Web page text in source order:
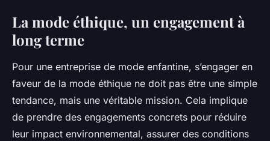
La mode éthique, un engagement à
long terme
Pour une entreprise de mode enfantine, s’engager en
faveur de la mode éthique ne doit pas être une simple
tendance, mais une véritable mission. Cela implique
de prendre des engagements concrets pour réduire
leur impact environnemental, assurer des conditions